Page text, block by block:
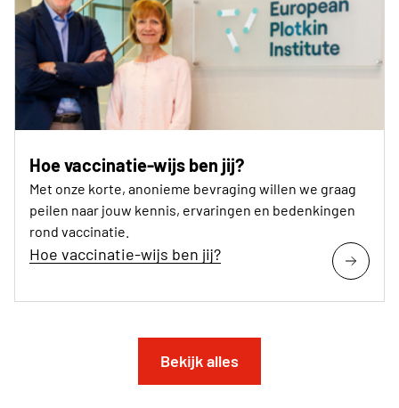
Hoe vaccinatie-wijs ben jij?
Met onze korte, anonieme bevraging willen we graag
peilen naar jouw kennis, ervaringen en bedenkingen
rond vaccinatie.
Hoe vaccinatie-wijs ben jij?
Bekijk alles